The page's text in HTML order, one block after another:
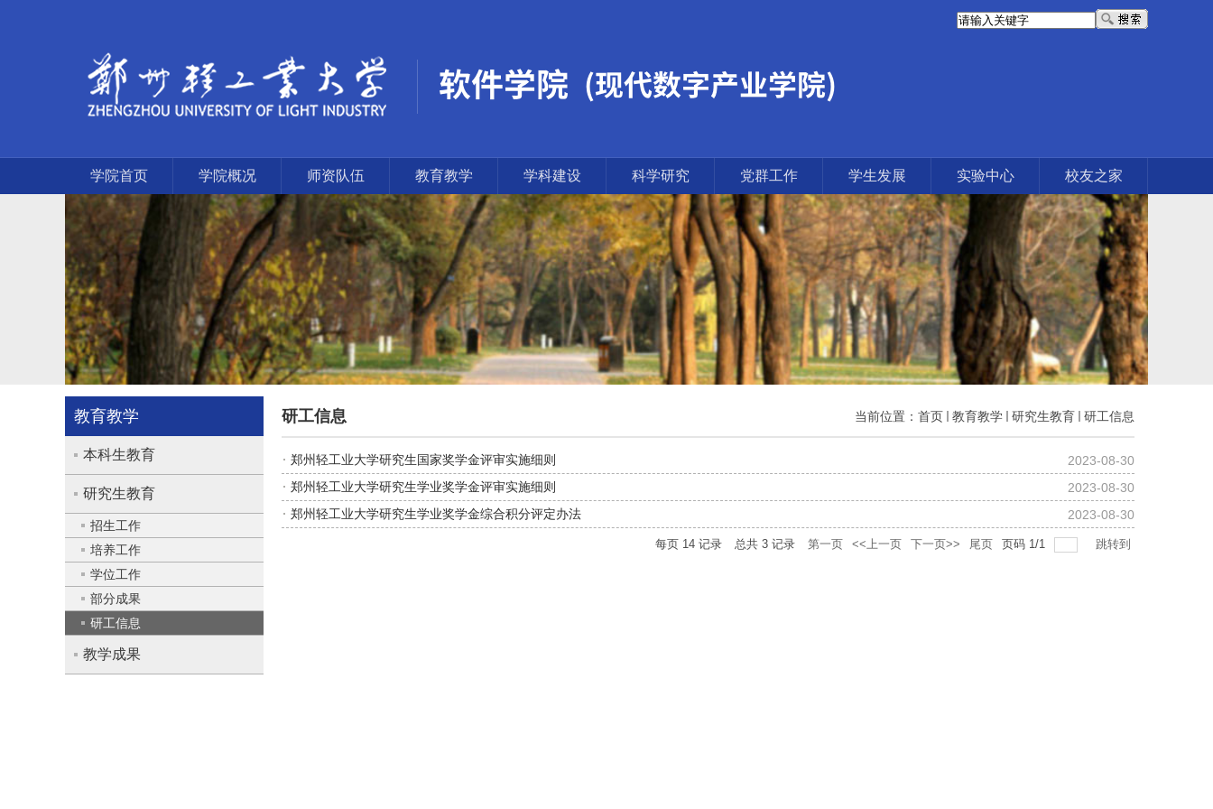
学院首页 学院概况 师资队伍 教育教学 学科建设 科学研究 党群工作 学生发展 实验中心 校友之家
教育教学
本科生教育
研究生教育
招生工作
培养工作
学位工作
部分成果
研工信息
教学成果
研工信息 当前位置： 首页 教育教学 研究生教育 研工信息
郑州轻工业大学研究生国家奖学金评审实施细则
2023-08-30
郑州轻工业大学研究生学业奖学金评审实施细则
2023-08-30
郑州轻工业大学研究生学业奖学金综合积分评定办法
2023-08-30
每页 14 记录 总共 3 记录 第一页 <<上一页 下一页>> 尾页 页码 1/1 跳转到